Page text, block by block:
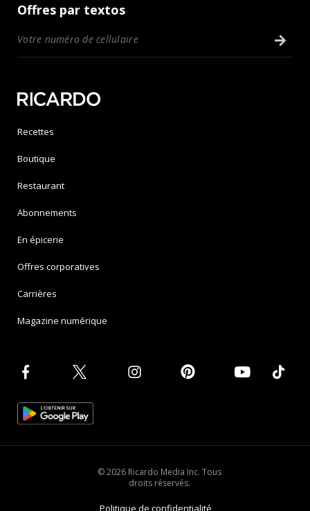
Offres par textos
Recettes
Boutique
Restaurant
Abonnements
En épicerie
Offres corporatives
Carrières
Magazine numérique
© 2026 Ricardo Media Inc. Tous
droits réservés.
Politique de confidentialité